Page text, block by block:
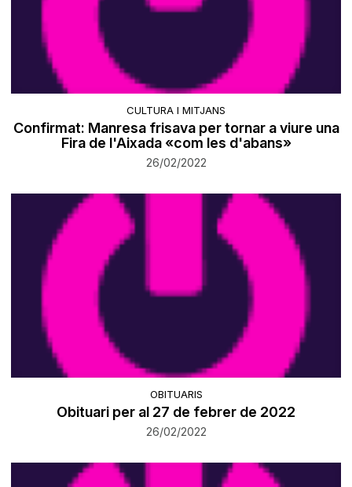
CULTURA I MITJANS
Confirmat: Manresa frisava per tornar a viure una
Fira de l'Aixada «com les d'abans»
26/02/2022
OBITUARIS
Obituari per al 27 de febrer de 2022
26/02/2022